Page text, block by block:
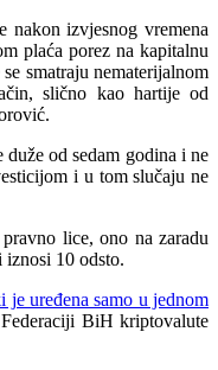
izvjesnog vremena
plaća porez na kapitalnu
smatraju nematerijalnom
slično kao hartije od
od sedam godina i ne
i u tom slučaju ne
lice, ono na zaradu
10 odsto.
je uređena samo u jednom
BiH kriptovalute